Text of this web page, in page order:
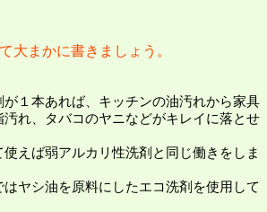
大まかに書きましょう。
１本あれば、キッチンの油汚れから家具
れ、タバコのヤニなどがキレイに落とせ
えば弱アルカリ性洗剤と同じ働きをしま
ヤシ油を原料にしたエコ洗剤を使用して